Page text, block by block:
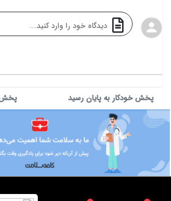
پخش خودکار به پایان رسید پخش